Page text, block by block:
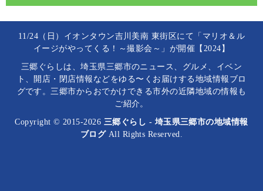
11/24（日）イオンタウン吉川美南 東街区にて「マリオ＆ル
イージがやってくる！～撮影会～」が開催【2024】
三郷ぐらしは、埼玉県三郷市のニュース、グルメ、イベン
ト、開店・閉店情報などをゆる〜くお届けする地域情報ブロ
グです。三郷市からおでかけできる市外の近隣地域の情報も
ご紹介。
Copyright © 2015-2026 三郷ぐらし - 埼玉県三郷市の地域情報
ブログAll Rights Reserved.